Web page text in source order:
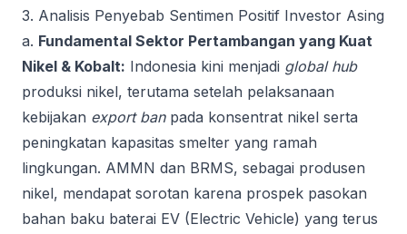
3. Analisis Penyebab Sentimen Positif Investor Asing
a. Fundamental Sektor Pertambangan yang Kuat
Nikel & Kobalt: Indonesia kini menjadi global hub
produksi nikel, terutama setelah pelaksanaan
kebijakan export banpada konsentrat nikel serta
peningkatan kapasitas smelter yang ramah
lingkungan. AMMN dan BRMS, sebagai produsen
nikel, mendapat sorotan karena prospek pasokan
bahan baku baterai EV (Electric Vehicle) yang terus